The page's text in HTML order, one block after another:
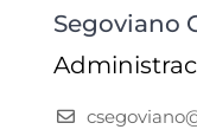
Segoviano